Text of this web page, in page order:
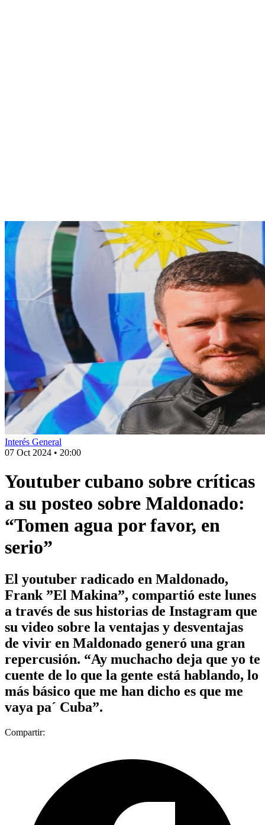
Interés General
07 Oct 2024 • 20:00
Youtuber cubano sobre críticas
a su posteo sobre Maldonado:
“Tomen agua por favor, en
serio”
El youtuber radicado en Maldonado,
Frank ”El Makina”, compartió este lunes
a través de sus historias de Instagram que
su video sobre la ventajas y desventajas
de vivir en Maldonado generó una gran
repercusión. “Ay muchacho deja que yo te
cuente de lo que la gente está hablando, lo
más básico que me han dicho es que me
vaya pa´ Cuba”.
Compartir: